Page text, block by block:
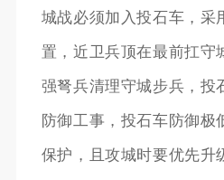
城战必须加入投石车，采
置，近卫兵顶在最前扛守
强弩兵清理守城步兵，投
防御工事，投石车防御极
保护，且攻城时要优先升